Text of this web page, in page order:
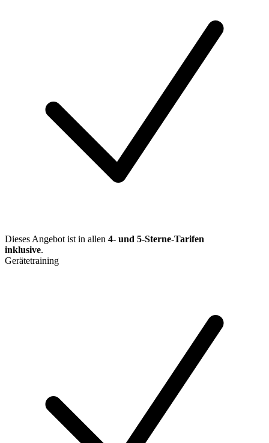
Dieses Angebot ist in allen 4- und 5-Sterne-Tarifen
inklusive.
Gerätetraining